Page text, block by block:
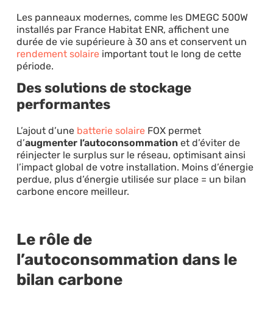
Les panneaux modernes, comme les DMEGC 500W
installés par France Habitat ENR, affichent une
durée de vie supérieure à 30 ans et conservent un
rendement solaireimportant tout le long de cette
période.
Des solutions de stockage
performantes
L’ajout d’une batterie solaireFOX permet
d’augmenter l’autoconsommationet d’éviter de
réinjecter le surplus sur le réseau, optimisant ainsi
l’impact global de votre installation. Moins d’énergie
perdue, plus d’énergie utilisée sur place = un bilan
carbone encore meilleur.
Le rôle de
l’autoconsommation dans le
bilan carbone